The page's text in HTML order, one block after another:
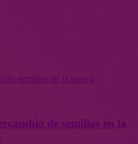
de semillas en la nueva
de semillas en la